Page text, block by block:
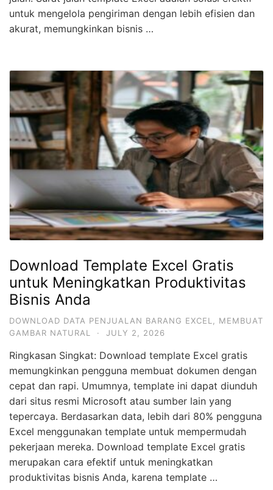
untuk mengelola pengiriman dengan lebih efisien dan
akurat, memungkinkan bisnis …
Download Template Excel Gratis
untuk Meningkatkan Produktivitas
Bisnis Anda
DOWNLOAD DATA PENJUALAN BARANG EXCEL
MEMBUAT
GAMBAR NATURAL
· JULY 2, 2026
Ringkasan Singkat: Download template Excel gratis
memungkinkan pengguna membuat dokumen dengan
cepat dan rapi. Umumnya, template ini dapat diunduh
dari situs resmi Microsoft atau sumber lain yang
tepercaya. Berdasarkan data, lebih dari 80% pengguna
Excel menggunakan template untuk mempermudah
pekerjaan mereka. Download template Excel gratis
merupakan cara efektif untuk meningkatkan
produktivitas bisnis Anda, karena template …